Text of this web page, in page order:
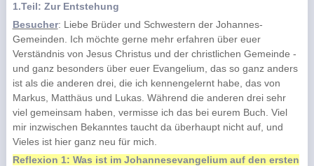
1.Teil: Zur Entstehung
Besucher: Liebe Brüder und Schwestern der Johannes-
Gemeinden. Ich möchte gerne mehr erfahren über euer
Verständnis von Jesus Christus und der christlichen Gemeinde -
und ganz besonders über euer Evangelium, das so ganz anders
ist als die anderen drei, die ich kennengelernt habe, das von
Markus, Matthäus und Lukas. Während die anderen drei sehr
viel gemeinsam haben, vermisse ich das bei eurem Buch. Viel
mir inzwischen Bekanntes taucht da überhaupt nicht auf, und
Vieles ist hier ganz neu für mich.
Reflexion 1: Was ist im Johannesevangelium auf den ersten